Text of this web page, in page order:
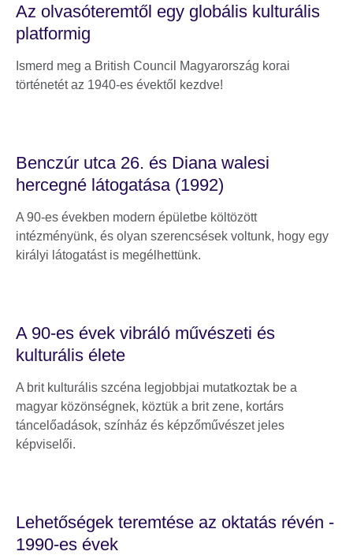
Az olvasóteremtől egy globális kulturális
platformig
Ismerd meg a British Council Magyarország korai
történetét az 1940-es évektől kezdve!
Benczúr utca 26. és Diana walesi
hercegné látogatása (1992)
A 90-es években modern épületbe költözött
intézményünk, és olyan szerencsések voltunk, hogy egy
királyi látogatást is megélhettünk.
A 90-es évek vibráló művészeti és
kulturális élete
A brit kulturális szcéna legjobbjai mutatkoztak be a
magyar közönségnek, köztük a brit zene, kortárs
táncelőadások, színház és képzőművészet jeles
képviselői.
Lehetőségek teremtése az oktatás révén -
1990-es évek